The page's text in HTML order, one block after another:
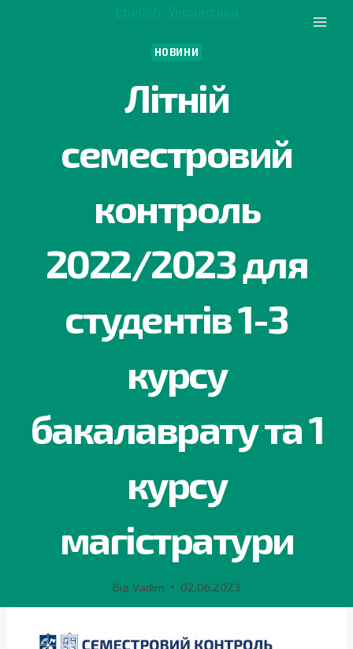
НОВИНИ
Літній
семестровий
контроль
2022/2023 для
студентів 1-3
курсу
бакалаврату та 1
курсу
магістратури
Від Vadim 02.06.2023